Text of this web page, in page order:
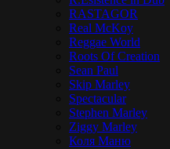
RASTAGOR
Real McKoy
Reggae World
Roots Of Creation
Sean Paul
Skip Marley
Spectacular
Stephen Marley
Ziggy Marley
Коля Маню